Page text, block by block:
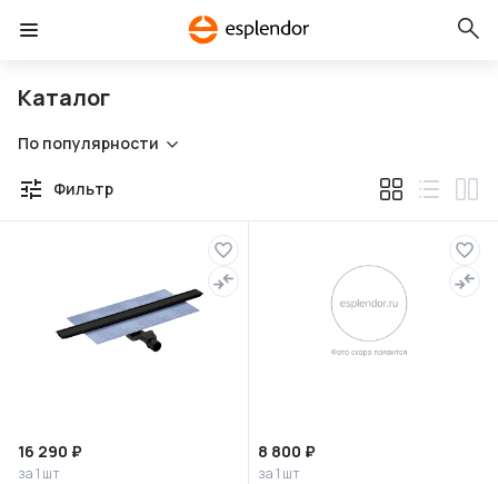
Каталог
По популярности
Фильтр
16 290 ₽
за 1 шт
8 800 ₽
за 1 шт